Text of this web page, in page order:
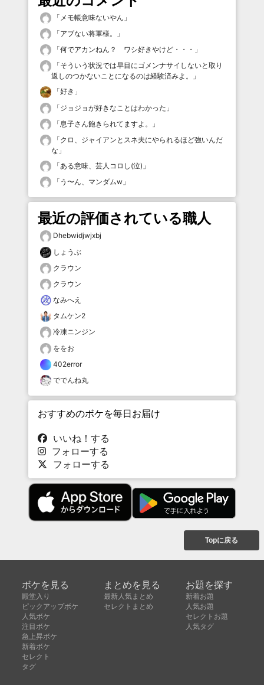
「 メモ帳意味ないやん 」
「アブない将軍様。
」
「何でアカンねん？ ワシ好きやけど・・・ 」
「そういう状況では早目にゴメンナサイしないと取り
返しのつかないことになるのは経験済みよ。
」
「好き 」
「ジョジョが好きなことはわかった 」
「息子さん飽きられてますよ。
」
「クロ、ジャイアンとスネ夫にやられるほど強いんだ
な 」
「ある意味、芸人コロし(泣) 」
「 う〜ん、マンダムw 」
最近の評価されている職人
Dhebwidjwjxbj
しょうぶ
クラウン
クラウン
なみへえ
タムケン2
冷凍ニンジン
ををお
402error
ででんね丸
おすすめのボケを毎日お届け
いいね！する
フォローする
フォローする
Topに戻る
ボケを見る
殿堂入り
ピックアップボケ
人気ボケ
注目ボケ
急上昇ボケ
新着ボケ
セレクト
タグ
まとめを見る
最新人気まとめ
セレクトまとめ
お題を探す
新着お題
人気お題
セレクトお題
人気タグ